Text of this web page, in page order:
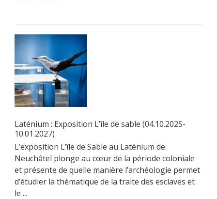
Laténium : Exposition L’île de sable (04.10.2025-
10.01.2027)
L’exposition L’île de Sable au Laténium de
Neuchâtel plonge au cœur de la période coloniale
et présente de quelle manière l’archéologie permet
d’étudier la thématique de la traite des esclaves et
le ...